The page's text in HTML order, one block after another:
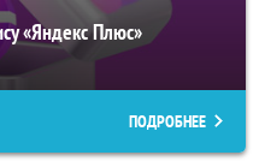
«Яндекс Плюс»
ПОДРОБНЕЕ